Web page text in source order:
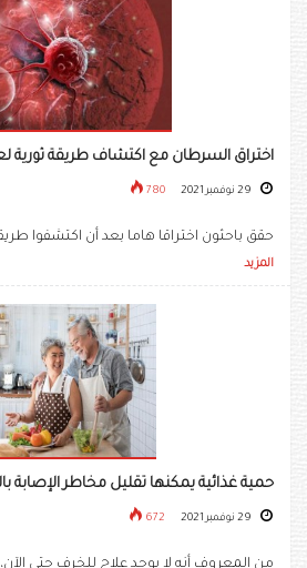
اختراق السرطان مع اكتشاف طريقة ثورية
780
حقق باحثون اختراقا هاما بعد أن اكتشفوا
المزيد
حمية غذائية يمكنها تقليل مخاطر الإصابة
672
من المعروف أنه لا يوجد علاج للخرف حتى